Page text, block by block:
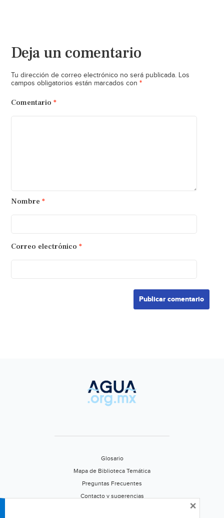
Deja un comentario
Tu dirección de correo electrónico no será publicada. Los
campos obligatorios están marcados con *
Comentario *
Nombre *
Correo electrónico *
Glosario
Mapa de Biblioteca Temática
Preguntas Frecuentes
Contacto y sugerencias
×